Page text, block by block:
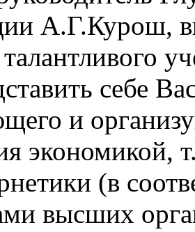
А.Г.Курош,
себе
и
экономикой,
(в
высших